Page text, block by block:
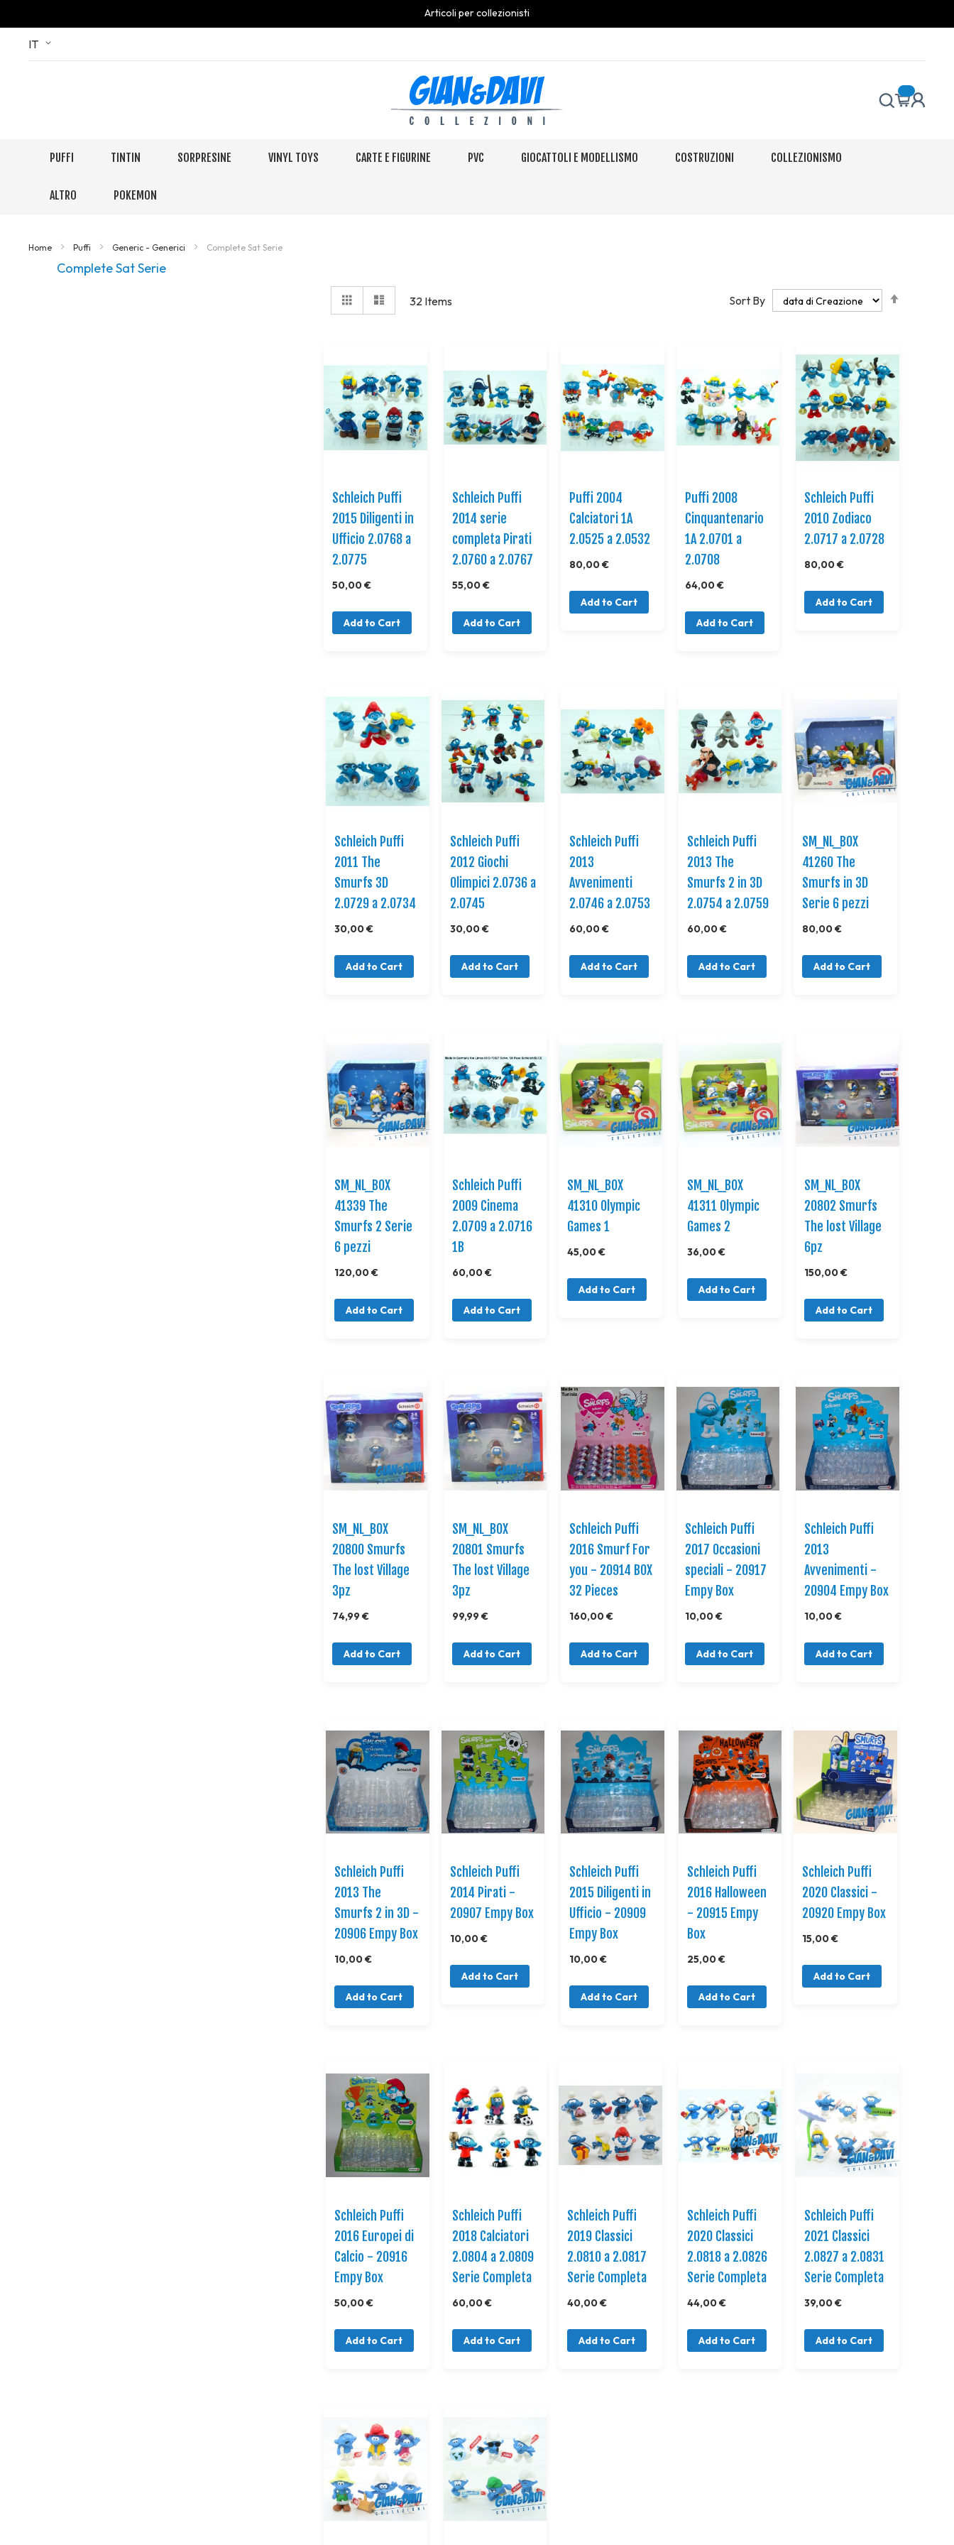
Articoli per collezionisti
Skip
Language
IT
PUFFI TINTIN SORPRESINE VINYL TOYS CARTE E FIGURINE PVC GIOCATTOLI E MODELLISMO COSTRUZIONI COLLEZIONISMO
ALTRO POKEMON
Home Puffi Generic - Generici Complete Sat Serie
Complete Sat Serie
View
as
Grid Elenco
32 Items Sort By
Schleich Puffi
2015 Diligenti in
Ufficio 2.0768 a
2.0775
50,00 €
Add to Cart
Schleich Puffi
2014 serie
completa Pirati
2.0760 a 2.0767
55,00 €
Add to Cart
Puffi 2004
Calciatori 1A
2.0525 a 2.0532
80,00 €
Add to Cart
Puffi 2008
Cinquantenario
1A 2.0701 a
2.0708
64,00 €
Add to Cart
Schleich Puffi
2010 Zodiaco
2.0717 a 2.0728
80,00 €
Add to Cart
Schleich Puffi
2011 The
Smurfs 3D
2.0729 a 2.0734
30,00 €
Add to Cart
Schleich Puffi
2012 Giochi
Olimpici 2.0736 a
2.0745
30,00 €
Add to Cart
Schleich Puffi
2013
Avvenimenti
2.0746 a 2.0753
60,00 €
Add to Cart
Schleich Puffi
2013 The
Smurfs 2 in 3D
2.0754 a 2.0759
60,00 €
Add to Cart
SM_NL_BOX
41260 The
Smurfs in 3D
Serie 6 pezzi
80,00 €
Add to Cart
SM_NL_BOX
41339 The
Smurfs 2 Serie
6 pezzi
120,00 €
Add to Cart
Schleich Puffi
2009 Cinema
2.0709 a 2.0716
1B
60,00 €
Add to Cart
SM_NL_BOX
41310 Olympic
Games 1
45,00 €
Add to Cart
SM_NL_BOX
41311 Olympic
Games 2
36,00 €
Add to Cart
SM_NL_BOX
20802 Smurfs
The lost Village
6pz
150,00 €
Add to Cart
SM_NL_BOX
20800 Smurfs
The lost Village
3pz
74,99 €
Add to Cart
SM_NL_BOX
20801 Smurfs
The lost Village
3pz
99,99 €
Add to Cart
Schleich Puffi
2016 Smurf For
you - 20914 BOX
32 Pieces
160,00 €
Add to Cart
Schleich Puffi
2017 Occasioni
speciali - 20917
Empy Box
10,00 €
Add to Cart
Schleich Puffi
2013
Avvenimenti -
20904 Empy Box
10,00 €
Add to Cart
Schleich Puffi
2013 The
Smurfs 2 in 3D -
20906 Empy Box
10,00 €
Add to Cart
Schleich Puffi
2014 Pirati -
20907 Empy Box
10,00 €
Add to Cart
Schleich Puffi
2015 Diligenti in
Ufficio - 20909
Empy Box
10,00 €
Add to Cart
Schleich Puffi
2016 Halloween
- 20915 Empy
Box
25,00 €
Add to Cart
Schleich Puffi
2020 Classici -
20920 Empy Box
15,00 €
Add to Cart
Schleich Puffi
2016 Europei di
Calcio - 20916
Empy Box
50,00 €
Add to Cart
Schleich Puffi
2018 Calciatori
2.0804 a 2.0809
Serie Completa
60,00 €
Add to Cart
Schleich Puffi
2019 Classici
2.0810 a 2.0817
Serie Completa
40,00 €
Add to Cart
Schleich Puffi
2020 Classici
2.0818 a 2.0826
Serie Completa
44,00 €
Add to Cart
Schleich Puffi
2021 Classici
2.0827 a 2.0831
Serie Completa
39,00 €
Add to Cart